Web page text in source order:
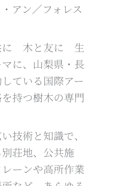
アン／フォレス
に 木と友に 生
に、山梨県・長
ている国際アー
持つ樹木の専門
技術と知識で、
荘地、公共施
ーンや高所作業